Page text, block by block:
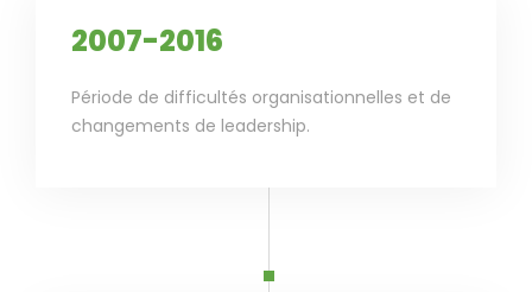
2007-2016
Période de difficultés organisationnelles et de
changements de leadership.